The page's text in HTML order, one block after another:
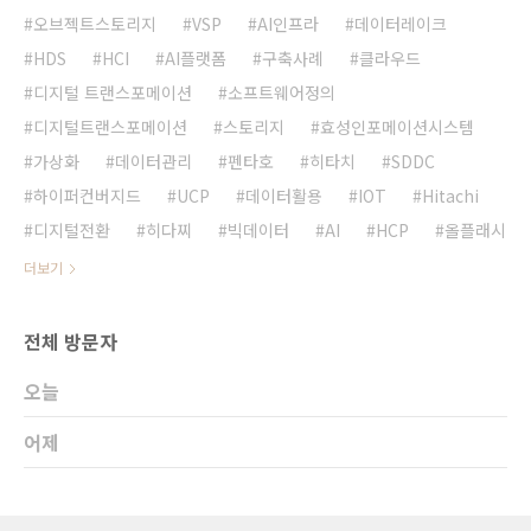
오브젝트스토리지 VSP AI인프라
데이터레이크
HDS
HCI AI플랫폼 구축사례
클라우드
디지털 트랜스포메이션
소프트웨어정의
디지털트랜스포메이션
스토리지
효성인포메이션시스템
가상화
데이터관리 펜타호 히타치
SDDC
하이퍼컨버지드
UCP 데이터활용 IOT
Hitachi
디지털전환
히다찌 빅데이터 AI HCP 올플래시
더보기
전체 방문자
오늘
어제